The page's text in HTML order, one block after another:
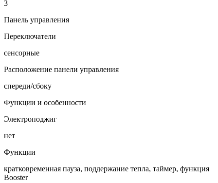
3
Панель управления
Переключатели
сенсорные
Расположение панели управления
спереди/сбоку
Функции и особенности
Электроподжиг
нет
Функции
кратковременная пауза, поддержание тепла, таймер, функция
Booster